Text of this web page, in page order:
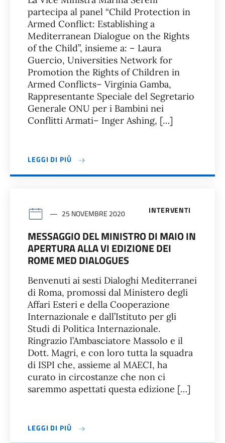
partecipa al panel “Child Protection in
Armed Conflict: Establishing a
Mediterranean Dialogue on the Rights
of the Child”, insieme a: – Laura
Guercio, Universities Network for
Promotion the Rights of Children in
Armed Conflicts– Virginia Gamba,
Rappresentante Speciale del Segretario
Generale ONU per i Bambini nei
Conflitti Armati– Inger Ashing, […]
LEGGI DI PIÙ
INTERVENTI
25 NOVEMBRE 2020
MESSAGGIO DEL MINISTRO DI MAIO IN
APERTURA ALLA VI EDIZIONE DEI
ROME MED DIALOGUES
Benvenuti ai sesti Dialoghi Mediterranei
di Roma, promossi dal Ministero degli
Affari Esteri e della Cooperazione
Internazionale e dall’Istituto per gli
Studi di Politica Internazionale.
Ringrazio l’Ambasciatore Massolo e il
Dott. Magri, e con loro tutta la squadra
di ISPI che, assieme al MAECI, ha
curato in circostanze che non ci
saremmo aspettati questa edizione […]
LEGGI DI PIÙ